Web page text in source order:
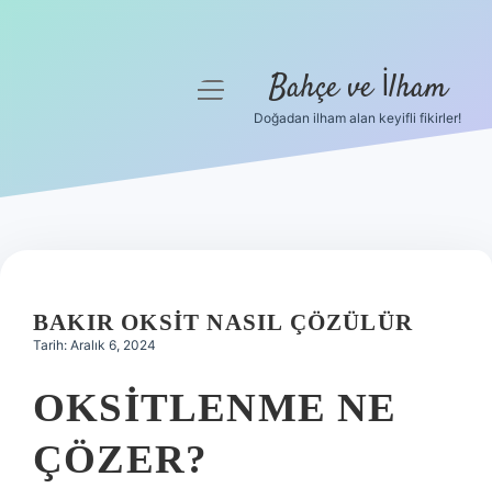
Hakkımızda
menüyü
Bahçe ve İlham
Doğadan ilham alan keyifli fikirler!
BAKIR OKSIT NASIL ÇÖZÜLÜR
Tarih: Aralık 6, 2024
OKSITLENME NE
ÇÖZER?